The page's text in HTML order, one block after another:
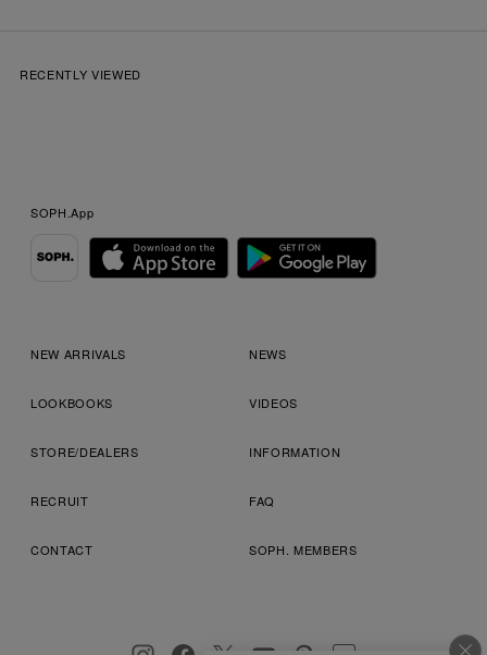
RECENTLY VIEWED
SOPH.App
NEW ARRIVALS NEWS
LOOKBOOKS VIDEOS
STORE/DEALERS INFORMATION
RECRUIT FAQ
CONTACT SOPH. MEMBERS